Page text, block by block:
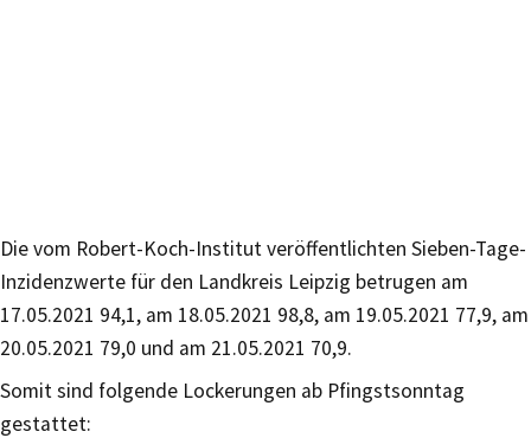
Die vom Robert-Koch-Institut veröffentlichten Sieben-Tage-
Inzidenzwerte für den Landkreis Leipzig betrugen am
17.05.2021 94,1, am 18.05.2021 98,8, am 19.05.2021 77,9, am
20.05.2021 79,0 und am 21.05.2021 70,9.
Somit sind folgende Lockerungen ab Pfingstsonntag
gestattet: